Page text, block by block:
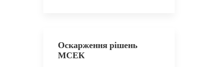
Оскарження рішень
МСЕК